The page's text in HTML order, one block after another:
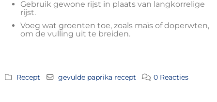
Gebruik gewone rijst in plaats van langkorrelige
rijst.
Voeg wat groenten toe, zoals maïs of doperwten,
om de vulling uit te breiden.
Recept gevulde paprika recept 0 Reacties